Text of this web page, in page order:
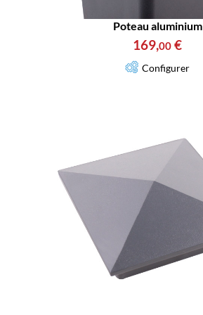
Poteau aluminium
169,00 €
Configurer